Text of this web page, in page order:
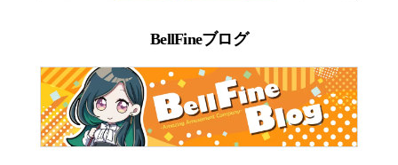
BellFineブログ